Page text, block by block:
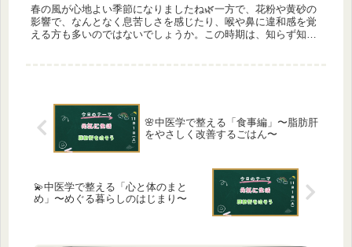
春の風が心地よい季節になりましたね🌿一方で、花粉や黄砂の
影響で、なんとなく息苦しさを感じたり、喉や鼻に違和感を覚
える方も多いのではないでしょうか。この時期は、知らず知ら
🌸中医学で整える「食事編」〜脂肪肝
をやさしく改善するごはん〜
💫中医学で整える「心と体のまと
め」〜めぐる暮らしのはじまり〜